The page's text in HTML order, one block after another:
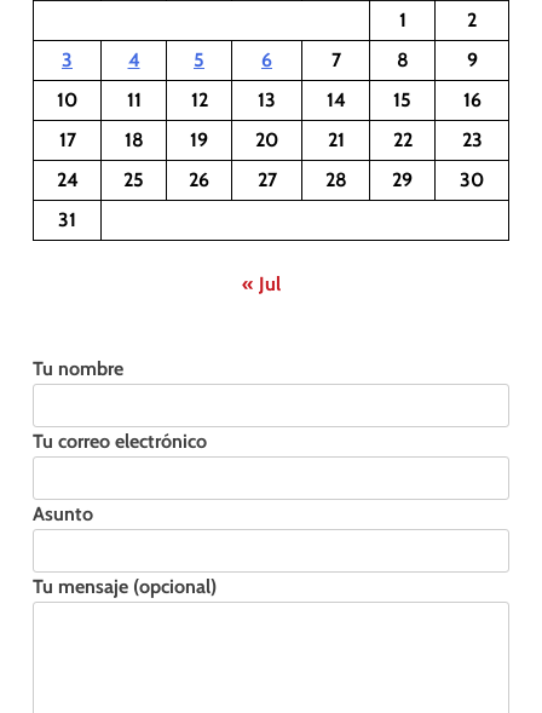
1
2
3
4 5 6 7 8
9
10
11 12 13 14 15
16
17
18 19 20 21 22
23
24
25 26 27 28 29
30
31
« Jul
Tu nombre
Tu correo electrónico
Asunto
Tu mensaje (opcional)